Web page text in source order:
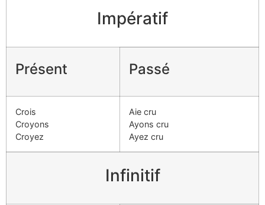
Impératif
Présent Passé
Crois
Croyons
Croyez
Aie cru
Ayons cru
Ayez cru
Infinitif